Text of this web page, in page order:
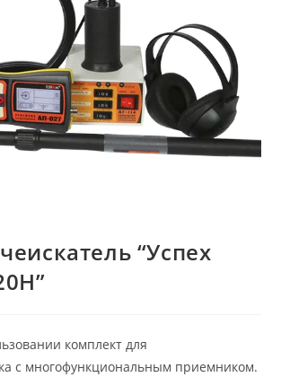
“Успех
комплект для
с многофункциональным приемником.